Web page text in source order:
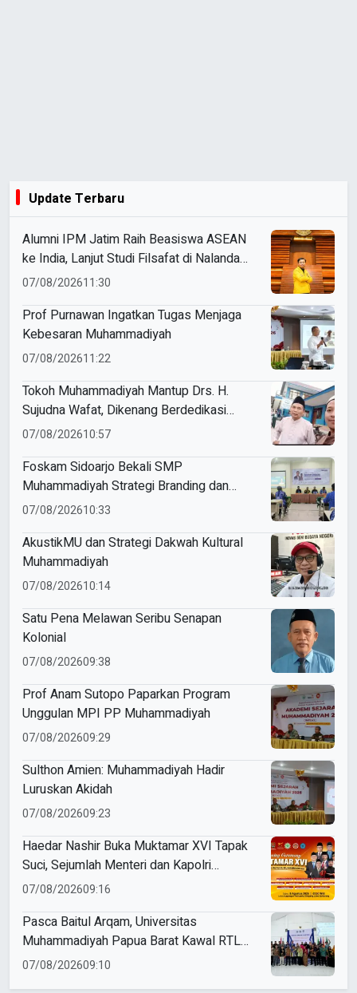
Update Terbaru
Alumni IPM Jatim Raih Beasiswa ASEAN
ke India, Lanjut Studi Filsafat di Nalanda
University
07/08/202611:30
Prof Purnawan Ingatkan Tugas Menjaga
Kebesaran Muhammadiyah
07/08/202611:22
Tokoh Muhammadiyah Mantup Drs. H.
Sujudna Wafat, Dikenang Berdedikasi
Kembangkan Dakwah dan Pendidikan
07/08/202610:57
Foskam Sidoarjo Bekali SMP
Muhammadiyah Strategi Branding dan
Marketing Sekolah
07/08/202610:33
AkustikMU dan Strategi Dakwah Kultural
Muhammadiyah
07/08/202610:14
Satu Pena Melawan Seribu Senapan
Kolonial
07/08/202609:38
Prof Anam Sutopo Paparkan Program
Unggulan MPI PP Muhammadiyah
07/08/202609:29
Sulthon Amien: Muhammadiyah Hadir
Luruskan Akidah
07/08/202609:23
Haedar Nashir Buka Muktamar XVI Tapak
Suci, Sejumlah Menteri dan Kapolri
Dijadwalkan Hadir
07/08/202609:16
Pasca Baitul Arqam, Universitas
Muhammadiyah Papua Barat Kawal RTL
Peserta Selama Enam Bulan
07/08/202609:10